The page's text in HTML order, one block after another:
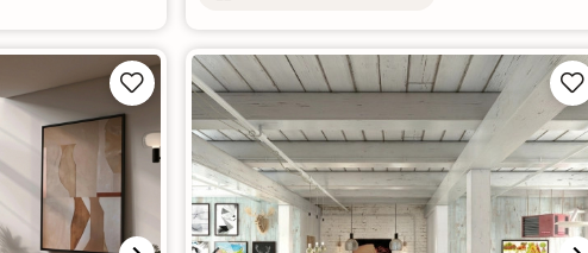

 
